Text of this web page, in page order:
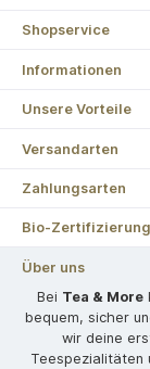
Shopservice
Informationen
Unsere Vorteile
Versandarten
Zahlungsarten
Bio-Zertifizierung
Über uns
Bei Tea & More
bequem, sicher
wir deine
Teespezialitäten